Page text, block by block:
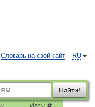
RU
Словарь на свой сайт
Найти!
Игры ⚽